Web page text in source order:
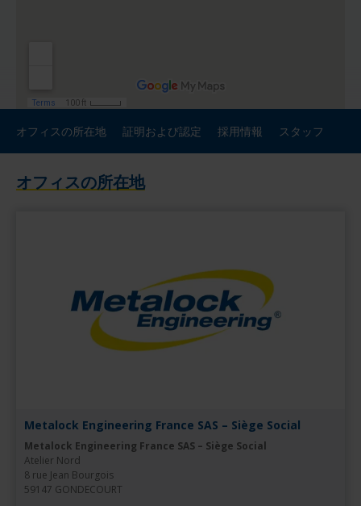
オフィスの所在地 証明および認定 採用情報 スタッフ
オフィスの所在地
Metalock Engineering France SAS – Siège Social
Metalock Engineering France SAS – Siège Social
Atelier Nord
8 rue Jean Bourgois
59147 GONDECOURT